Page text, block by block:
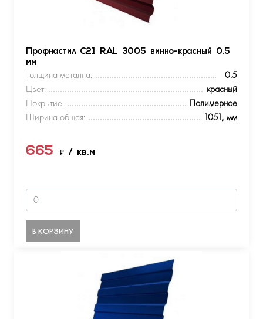
Профнастил С21 RAL 3005 винно-красный 0.5
мм
Толщина металла:
0.5
Цвет:
красный
Покрытие:
Полимерное
Ширина общая:
1051, мм
665 ₽ / кв.м
В КОРЗИНУ